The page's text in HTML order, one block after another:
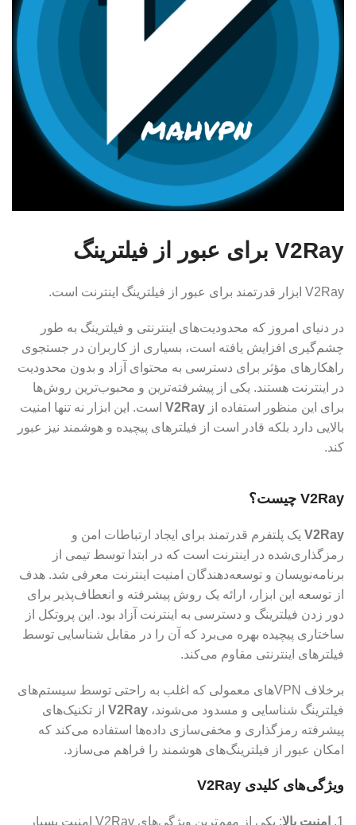
V2Ray برای عبور از فیلترینگ
V2Ray ابزار قدرتمند برای عبور از فیلترینگ اینترنت است.
در دنیای امروز که محدودیت‌های اینترنتی و فیلترینگ به طور
چشم‌گیری افزایش یافته است، بسیاری از کاربران در جستجوی
راهکارهای مؤثر برای دسترسی به محتوای آزاد و بدون محدودیت
در اینترنت هستند. یکی از پیشرفته‌ترین و محبوب‌ترین روش‌ها
برای این منظور استفاده از V2Ray است. این ابزار نه تنها امنیت
بالایی دارد بلکه قادر است از فیلترهای پیچیده و هوشمند نیز عبور
کند.
V2Ray چیست؟
V2Ray یک پلتفرم قدرتمند برای ایجاد ارتباطات امن و
رمزگذاری‌شده در اینترنت است که در ابتدا توسط تیمی از
برنامه‌نویسان و توسعه‌دهندگان امنیت اینترنت معرفی شد. هدف
از توسعه این ابزار، ارائه یک روش پیشرفته و انعطاف‌پذیر برای
دور زدن فیلترینگ و دسترسی به اینترنت آزاد بود. این پروتکل از
ساختاری پیچیده بهره می‌برد که آن را در مقابل شناسایی توسط
فیلترهای اینترنتی مقاوم می‌کند.
برخلاف VPN‌های معمولی که اغلب به راحتی توسط سیستم‌های
فیلترینگ شناسایی و مسدود می‌شوند، V2Ray از تکنیک‌های
پیشرفته رمزگذاری و مخفی‌سازی داده‌ها استفاده می‌کند که
امکان عبور از فیلترینگ‌های هوشمند را فراهم می‌سازد.
ویژگی‌های کلیدی V2Ray
امنیت بالا
: یکی از مهم‌ترین ویژگی‌های V2Ray امنیت بسیار